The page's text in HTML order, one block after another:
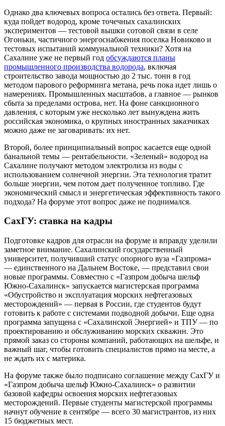
Однако два ключевых вопроса остались без ответа. Первый:
куда пойдет водород, кроме точечных сахалинских
экспериментов — тестовой вышки сотовой связи в селе
Огоньки, частичного энергоснабжения поселка Новиково и
тестовых испытаний коммунальной техники? Хотя на
Сахалине уже не первый год обсуждаются планы
промышленного производства водорода, включая
строительство завода мощностью до 2 тыс. тонн в год
методом парового реформинга метана, речь пока идет лишь о
намерениях. Промышленных масштабов, а главное — рынков
сбыта за пределами острова, нет. На фоне санкционного
давления, с которым уже несколько лет вынуждена жить
российская экономика, о крупных иностранных заказчиках
можно даже не заговаривать: их нет.
Второй, более принципиальный вопрос касается еще одной
банальной темы — рентабельности. «Зеленый» водород на
Сахалине получают методом электролиза из воды с
использованием солнечной энергии. Эта технология тратит
больше энергии, чем потом дает полученное топливо. Где
экономический смысл и энергетическая эффективность такого
подхода? На форуме этот вопрос даже не поднимался.
СахГУ: ставка на кадры
Подготовке кадров для отрасли на форуме и вправду уделили
заметное внимание. Сахалинский государственный
университет, получивший статус опорного вуза «Газпрома»
— единственного на Дальнем Востоке, — представил свои
новые программы. Совместно с «Газпром добыча шельф
Южно-Сахалинск» запускается магистерская программа
«Обустройство и эксплуатация морских нефтегазовых
месторождений» — первая в России, где студентов будут
готовить к работе с системами подводной добычи. Еще одна
программа запущена с «Сахалинской Энергией» и ТПУ — по
проектированию и обслуживанию морских скважин. Это
прямой заказ со стороны компаний, работающих на шельфе, и
важный шаг, чтобы готовить специалистов прямо на месте, а
не ждать их с материка.
На форуме также было подписано соглашение между СахГУ и
«Газпром добыча шельф Южно-Сахалинск» о развитии
базовой кафедры освоения морских нефтегазовых
месторождений. Первые студенты магистерской программы
начнут обучение в сентябре — всего 30 магистрантов, из них
15 бюджетных мест.